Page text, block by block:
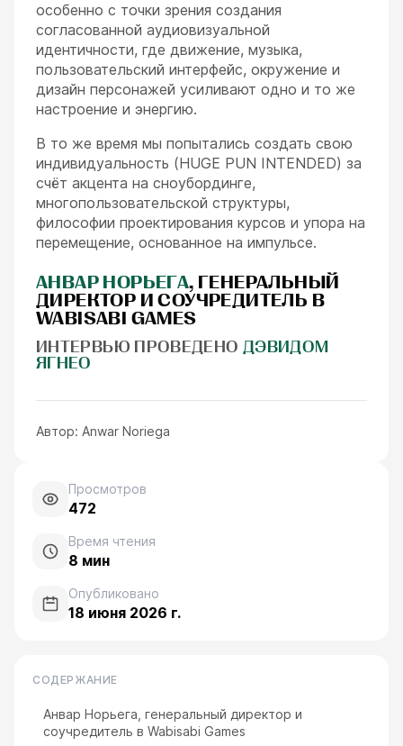
особенно с точки зрения создания
согласованной аудиовизуальной
идентичности, где движение, музыка,
пользовательский интерфейс, окружение и
дизайн персонажей усиливают одно и то же
настроение и энергию.
В то же время мы попытались создать свою
индивидуальность (HUGE PUN INTENDED) за
счёт акцента на сноубординге,
многопользовательской структуры,
философии проектирования курсов и упора на
перемещение, основанное на импульсе.
АНВАР НОРЬЕГА, ГЕНЕРАЛЬНЫЙ
ДИРЕКТОР И СОУЧРЕДИТЕЛЬ В
WABISABI GAMES
ИНТЕРВЬЮ ПРОВЕДЕНО ДЭВИДОМ
ЯГНЕО
Автор: Anwar Noriega
Просмотров
472
Время чтения
8 мин
Опубликовано
18 июня 2026 г.
СОДЕРЖАНИЕ
Анвар Норьега, генеральный директор и
соучредитель в Wabisabi Games